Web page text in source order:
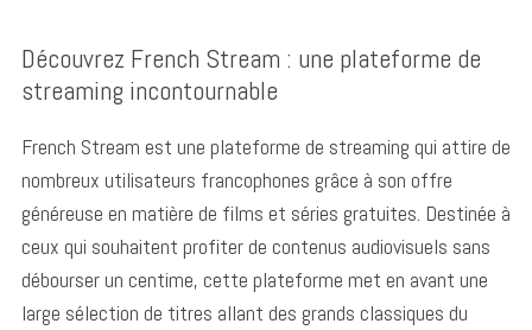
Découvrez French Stream : une plateforme de
streaming incontournable
French Stream est une plateforme de streaming qui attire de
nombreux utilisateurs francophones grâce à son offre
généreuse en matière de films et séries gratuites. Destinée à
ceux qui souhaitent profiter de contenus audiovisuels sans
débourser un centime, cette plateforme met en avant une
large sélection de titres allant des grands classiques du